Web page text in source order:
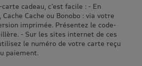
cadeau, c'est facile : - En
Cache Cache ou Bonobo : via votre
imprimée. Présentez le code-
- Sur les sites internet de ces
le numéro de votre carte reçu
paiement.